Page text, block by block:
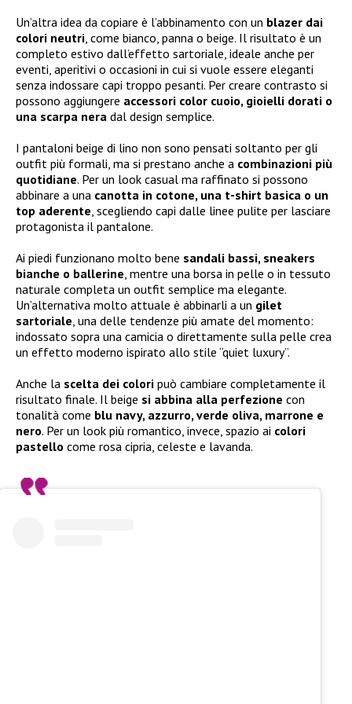
Un’altra idea da copiare è l’abbinamento con un blazer dai
colori neutri, come bianco, panna o beige. Il risultato è un
completo estivo dall’effetto sartoriale, ideale anche per
eventi, aperitivi o occasioni in cui si vuole essere eleganti
senza indossare capi troppo pesanti. Per creare contrasto si
possono aggiungere accessori color cuoio, gioielli dorati o
una scarpa nera dal design semplice.
I pantaloni beige di lino non sono pensati soltanto per gli
outfit più formali, ma si prestano anche a combinazioni più
quotidiane. Per un look casual ma raffinato si possono
abbinare a una canotta in cotone, una t-shirt basica o un
top aderente, scegliendo capi dalle linee pulite per lasciare
protagonista il pantalone.
Ai piedi funzionano molto bene sandali bassi, sneakers
bianche o ballerine, mentre una borsa in pelle o in tessuto
naturale completa un outfit semplice ma elegante.
Un’alternativa molto attuale è abbinarli a un gilet
sartoriale, una delle tendenze più amate del momento:
indossato sopra una camicia o direttamente sulla pelle crea
un effetto moderno ispirato allo stile “quiet luxury”.
Anche la scelta dei colori può cambiare completamente il
risultato finale. Il beige si abbina alla perfezione con
tonalità come blu navy, azzurro, verde oliva, marrone e
nero. Per un look più romantico, invece, spazio ai colori
pastello come rosa cipria, celeste e lavanda.